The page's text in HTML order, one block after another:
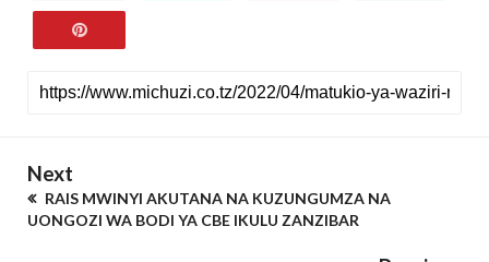
Next
RAIS MWINYI AKUTANA NA KUZUNGUMZA NA
UONGOZI WA BODI YA CBE IKULU ZANZIBAR